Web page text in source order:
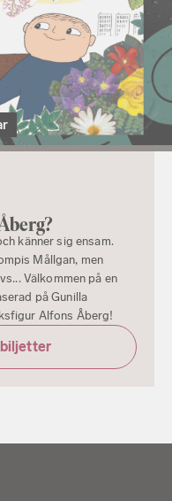
känner sig ensam.
Mållgan, men
Välkommen på en
på Gunilla
Alfons Åberg!
biljetter